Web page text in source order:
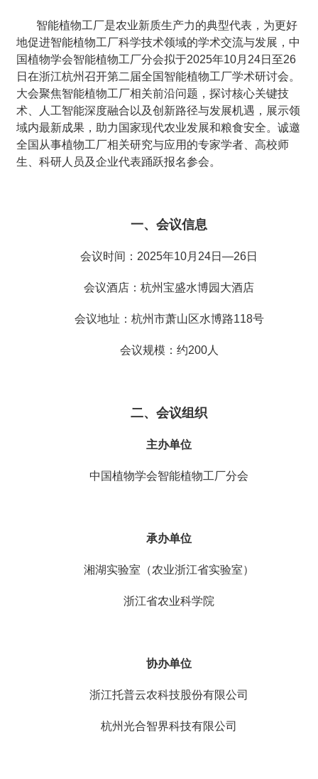
智能植物工厂是农业新质生产力的典型代表，为更好
地促进智能植物工厂科学技术领域的学术交流与发展，中
国植物学会智能植物工厂分会拟于2025年10月24日至26
日在浙江杭州召开第二届全国智能植物工厂学术研讨会。
大会聚焦智能植物工厂相关前沿问题，探讨核心关键技
术、人工智能深度融合以及创新路径与发展机遇，展示领
域内最新成果，助力国家现代农业发展和粮食安全。诚邀
全国从事植物工厂相关研究与应用的专家学者、高校师
生、科研人员及企业代表踊跃报名参会。
一、会议信息
会议时间：2025年10月24日—26日
会议酒店：杭州宝盛水博园大酒店
会议地址：杭州市萧山区水博路118号
会议规模：约200人
二、会议组织
主办单位
中国植物学会智能植物工厂分会
承办单位
湘湖实验室（农业浙江省实验室）
浙江省农业科学院
协办单位
浙江托普云农科技股份有限公司
杭州光合智界科技有限公司